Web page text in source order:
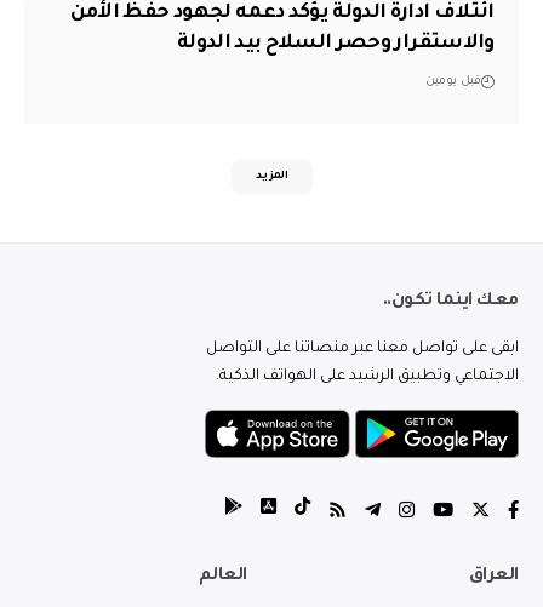
ائتلاف ادارة الدولة يؤكد دعمه لجهود حفظ الأمن
والاستقرار وحصر السلاح بيد الدولة
قبل يومين
المزيد
معك اينما تكون..
ابقى على تواصل معنا عبر منصاتنا على التواصل
الاجتماعي وتطبيق الرشيد على الهواتف الذكية.
العراق العالم